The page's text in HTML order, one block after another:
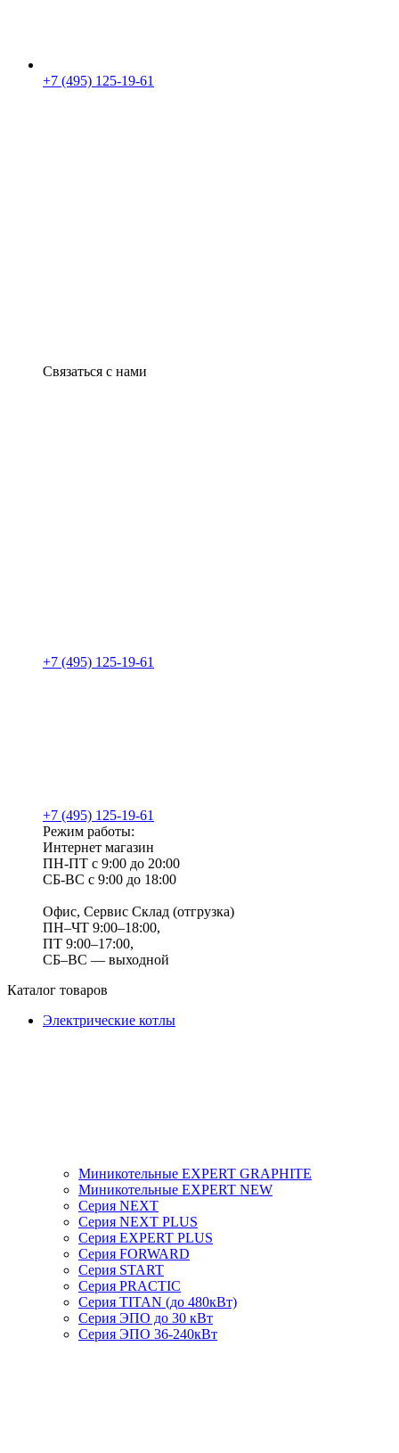
+7 (495) 125-19-61
Связаться с нами
+7 (495) 125-19-61
+7 (495) 125-19-61
Режим работы:
Интернет магазин
ПН-ПТ с 9:00 до 20:00
СБ-ВС с 9:00 до 18:00
Офис, Сервис Склад (отгрузка)
ПН–ЧТ 9:00–18:00,
ПТ 9:00–17:00,
СБ–ВС — выходной
Каталог товаров
Электрические котлы
Миникотельные EXPERT GRAPHITE
Миникотельные EXPERT NEW
Серия NEXT
Серия NEXT PLUS
Серия EXPERT PLUS
Серия FORWARD
Серия START
Серия PRACTIC
Серия TITAN (до 480кВт)
Серия ЭПО до 30 кВт
Серия ЭПО 36-240кВт